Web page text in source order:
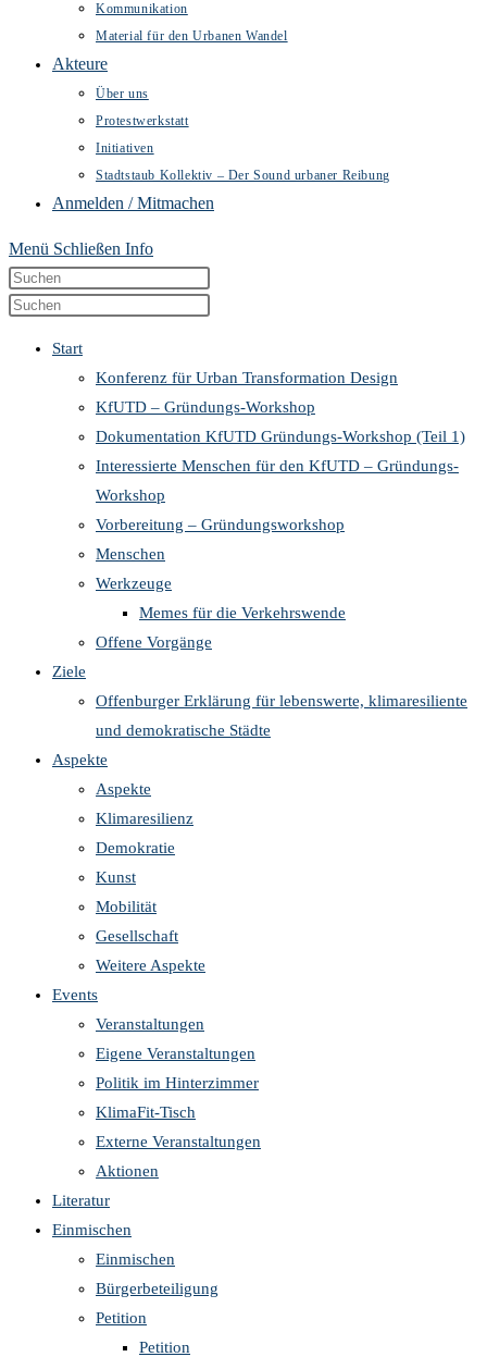
Kommunikation
Material für den Urbanen Wandel
Akteure
Über uns
Protestwerkstatt
Initiativen
Stadtstaub Kollektiv – Der Sound urbaner Reibung
Anmelden / Mitmachen
Menü Schließen Info
Diese
Website
the
search
panel.
close
the
search
panel.
Start
Konferenz für Urban Transformation Design
KfUTD – Gründungs-Workshop
Dokumentation KfUTD Gründungs-Workshop (Teil 1)
Interessierte Menschen für den KfUTD – Gründungs-
Workshop
Vorbereitung – Gründungsworkshop
Menschen
Werkzeuge
Memes für die Verkehrswende
Offene Vorgänge
Ziele
Offenburger Erklärung für lebenswerte, klimaresiliente
und demokratische Städte
Aspekte
Aspekte
Klimaresilienz
Demokratie
Kunst
Mobilität
Gesellschaft
Weitere Aspekte
Events
Veranstaltungen
Eigene Veranstaltungen
Politik im Hinterzimmer
KlimaFit-Tisch
Externe Veranstaltungen
Aktionen
Literatur
Einmischen
Einmischen
Bürgerbeteiligung
Petition
Petition